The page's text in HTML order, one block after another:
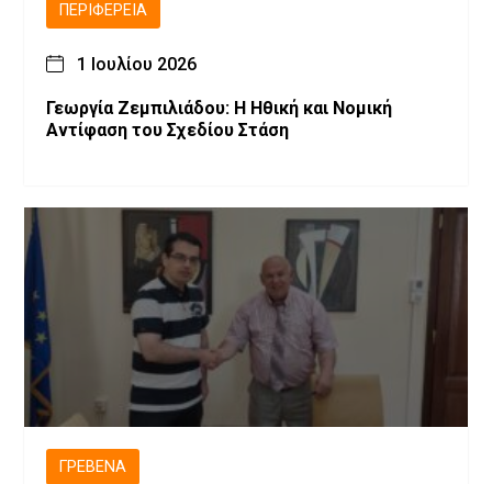
ΠΕΡΙΦΈΡΕΙΑ
1 Ιουλίου 2026
Γεωργία Ζεμπιλιάδου: Η Ηθική και Νομική
Αντίφαση του Σχεδίου Στάση
ΓΡΕΒΕΝΆ